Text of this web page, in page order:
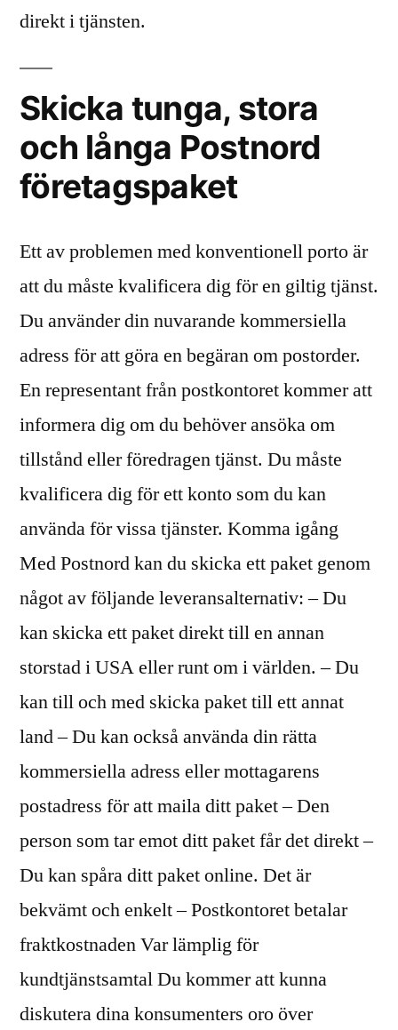
direkt i tjänsten.
Skicka tunga, stora
och långa Postnord
företagspaket
Ett av problemen med konventionell porto är
att du måste kvalificera dig för en giltig tjänst.
Du använder din nuvarande kommersiella
adress för att göra en begäran om postorder.
En representant från postkontoret kommer att
informera dig om du behöver ansöka om
tillstånd eller föredragen tjänst. Du måste
kvalificera dig för ett konto som du kan
använda för vissa tjänster. Komma igång
Med Postnord kan du skicka ett paket genom
något av följande leveransalternativ: – Du
kan skicka ett paket direkt till en annan
storstad i USA eller runt om i världen. – Du
kan till och med skicka paket till ett annat
land – Du kan också använda din rätta
kommersiella adress eller mottagarens
postadress för att maila ditt paket – Den
person som tar emot ditt paket får det direkt –
Du kan spåra ditt paket online. Det är
bekvämt och enkelt – Postkontoret betalar
fraktkostnaden Var lämplig för
kundtjänstsamtal Du kommer att kunna
diskutera dina konsumenters oro över